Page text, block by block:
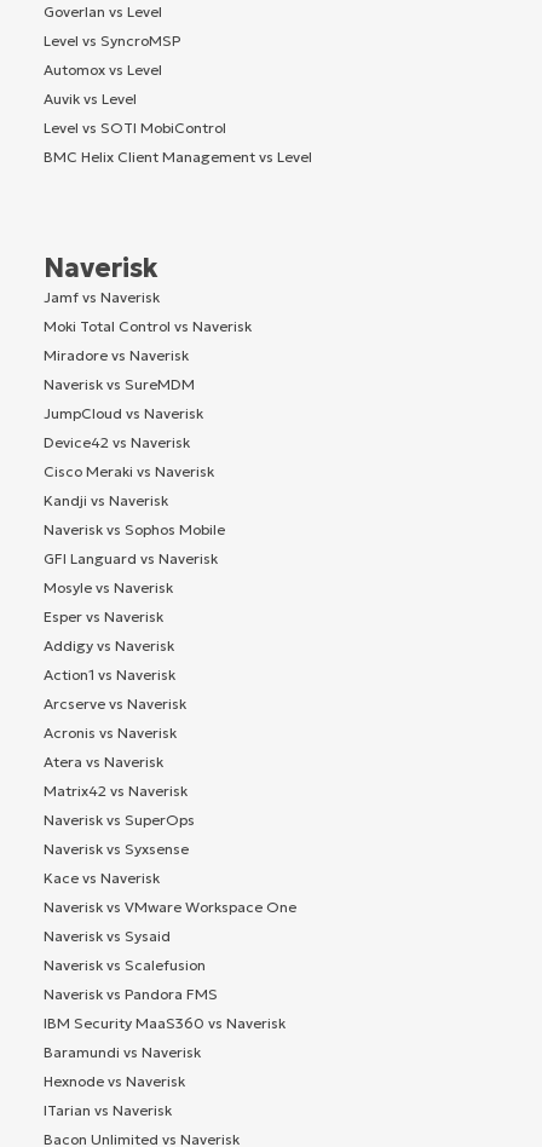
Goverlan vs Level
Level vs SyncroMSP
Automox vs Level
Auvik vs Level
Level vs SOTI MobiControl
BMC Helix Client Management vs Level
Naverisk
Jamf vs Naverisk
Moki Total Control vs Naverisk
Miradore vs Naverisk
Naverisk vs SureMDM
JumpCloud vs Naverisk
Device42 vs Naverisk
Cisco Meraki vs Naverisk
Kandji vs Naverisk
Naverisk vs Sophos Mobile
GFI Languard vs Naverisk
Mosyle vs Naverisk
Esper vs Naverisk
Addigy vs Naverisk
Action1 vs Naverisk
Arcserve vs Naverisk
Acronis vs Naverisk
Atera vs Naverisk
Matrix42 vs Naverisk
Naverisk vs SuperOps
Naverisk vs Syxsense
Kace vs Naverisk
Naverisk vs VMware Workspace One
Naverisk vs Sysaid
Naverisk vs Scalefusion
Naverisk vs Pandora FMS
IBM Security MaaS360 vs Naverisk
Baramundi vs Naverisk
Hexnode vs Naverisk
ITarian vs Naverisk
Bacon Unlimited vs Naverisk